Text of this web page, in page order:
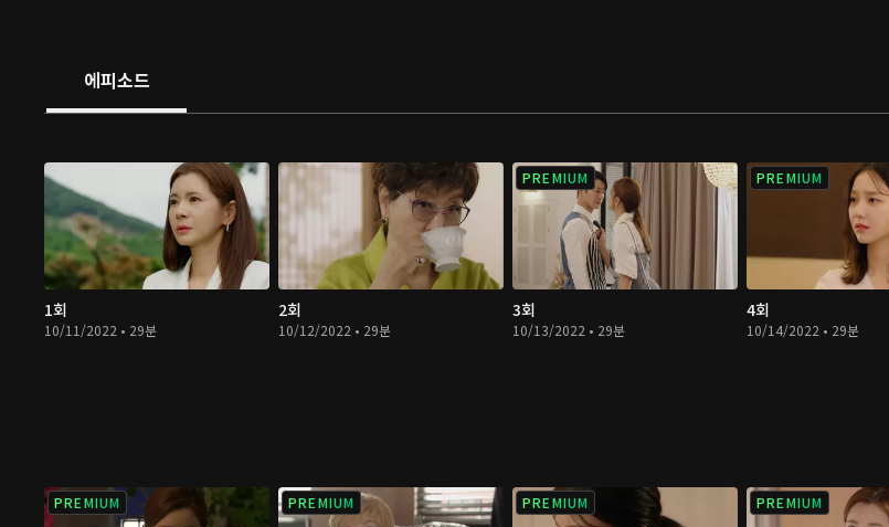
에피소드
1회
10/11/2022 • 29분
2회
10/12/2022 • 29분
PREMIUM
3회
10/13/2022 • 29분
PREMIUM
4회
10/14/2022 • 29분
PREMIUM PREMIUM PREMIUM PREMIUM